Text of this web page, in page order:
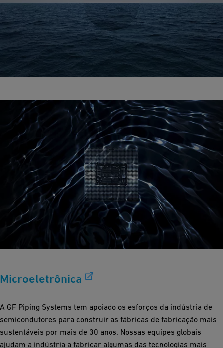
Microeletrônica
A GF Piping Systems tem apoiado os esforços da indústria de
semicondutores para construir as fábricas de fabricação mais
sustentáveis por mais de 30 anos. Nossas equipes globais
ajudam a indústria a fabricar algumas das tecnologias mais